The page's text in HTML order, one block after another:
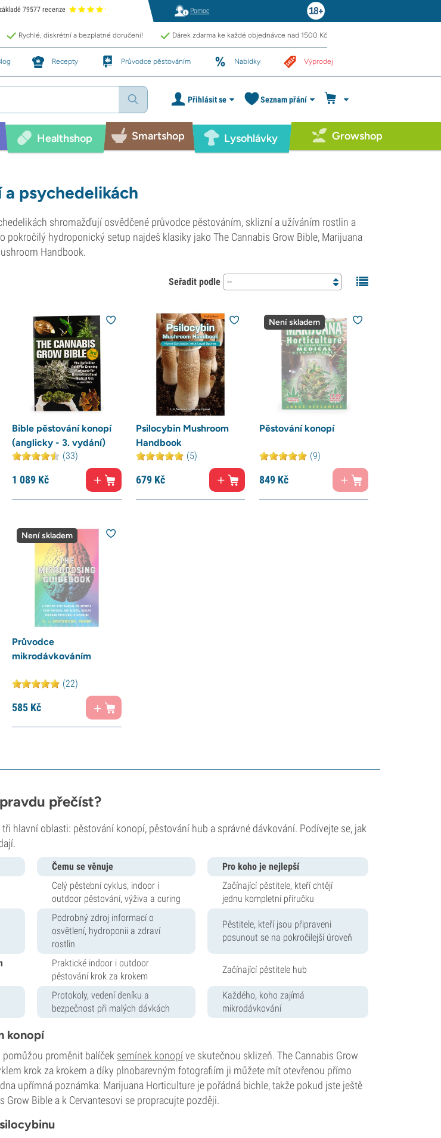
79577 recenze Pomoc
Rychlé, diskrétní a bezplatné doručení! Dárek zdarma ke každé objednávce nad 1500 Kč
Recepty Průvodce pěstováním Nabídky Výprodej
Přihlásit se Seznam přání
Healthshop Smartshop Lysohlávky Growshop
a psychedelikách
shromažďují osvědčené průvodce pěstováním, sklizní a užíváním rostlin a
pokročilý hydroponický setup najdeš klasiky jako The Cannabis Grow Bible, Marijuana
Handbook.
Seřadit podle --
Bible pěstování konopí
(anglicky - 3. vydání)
(33)
1 089 Kč
Psilocybin Mushroom
Handbook
(5)
679Kč
Není skladem
Pěstování konopí
(9)
849Kč
Není skladem
Průvodce
mikrodávkováním
(22)
585 Kč
přečíst?
hlavní oblasti: pěstování konopí, pěstování hub a správné dávkování. Podívejte se, jak
Čemu se věnuje Pro koho je nejlepší
Celý pěstební cyklus, indoor i
outdoor pěstování, výživa a curing
Začínající pěstitele, kteří chtějí
jednu kompletní příručku
Podrobný zdroj informací o
osvětlení, hydroponii a zdraví
rostlin
Pěstitele, kteří jsou připraveni
posunout se na pokročilejší úroveň
Praktické indoor i outdoor
pěstování krok za krokem
Začínající pěstitele hub
Protokoly, vedení deníku a
bezpečnost při malých dávkách
Každého, koho zajímá
mikrodávkování
konopí
pomůžou proměnit balíček semínek konopíve skutečnou sklizeň. The Cannabis Grow
krok za krokem a díky plnobarevným fotografiím ji můžete mít otevřenou přímo
upřímná poznámka: Marijuana Horticulture je pořádná bichle, takže pokud jste ještě
Grow Bible a k Cervantesovi se propracujte později.